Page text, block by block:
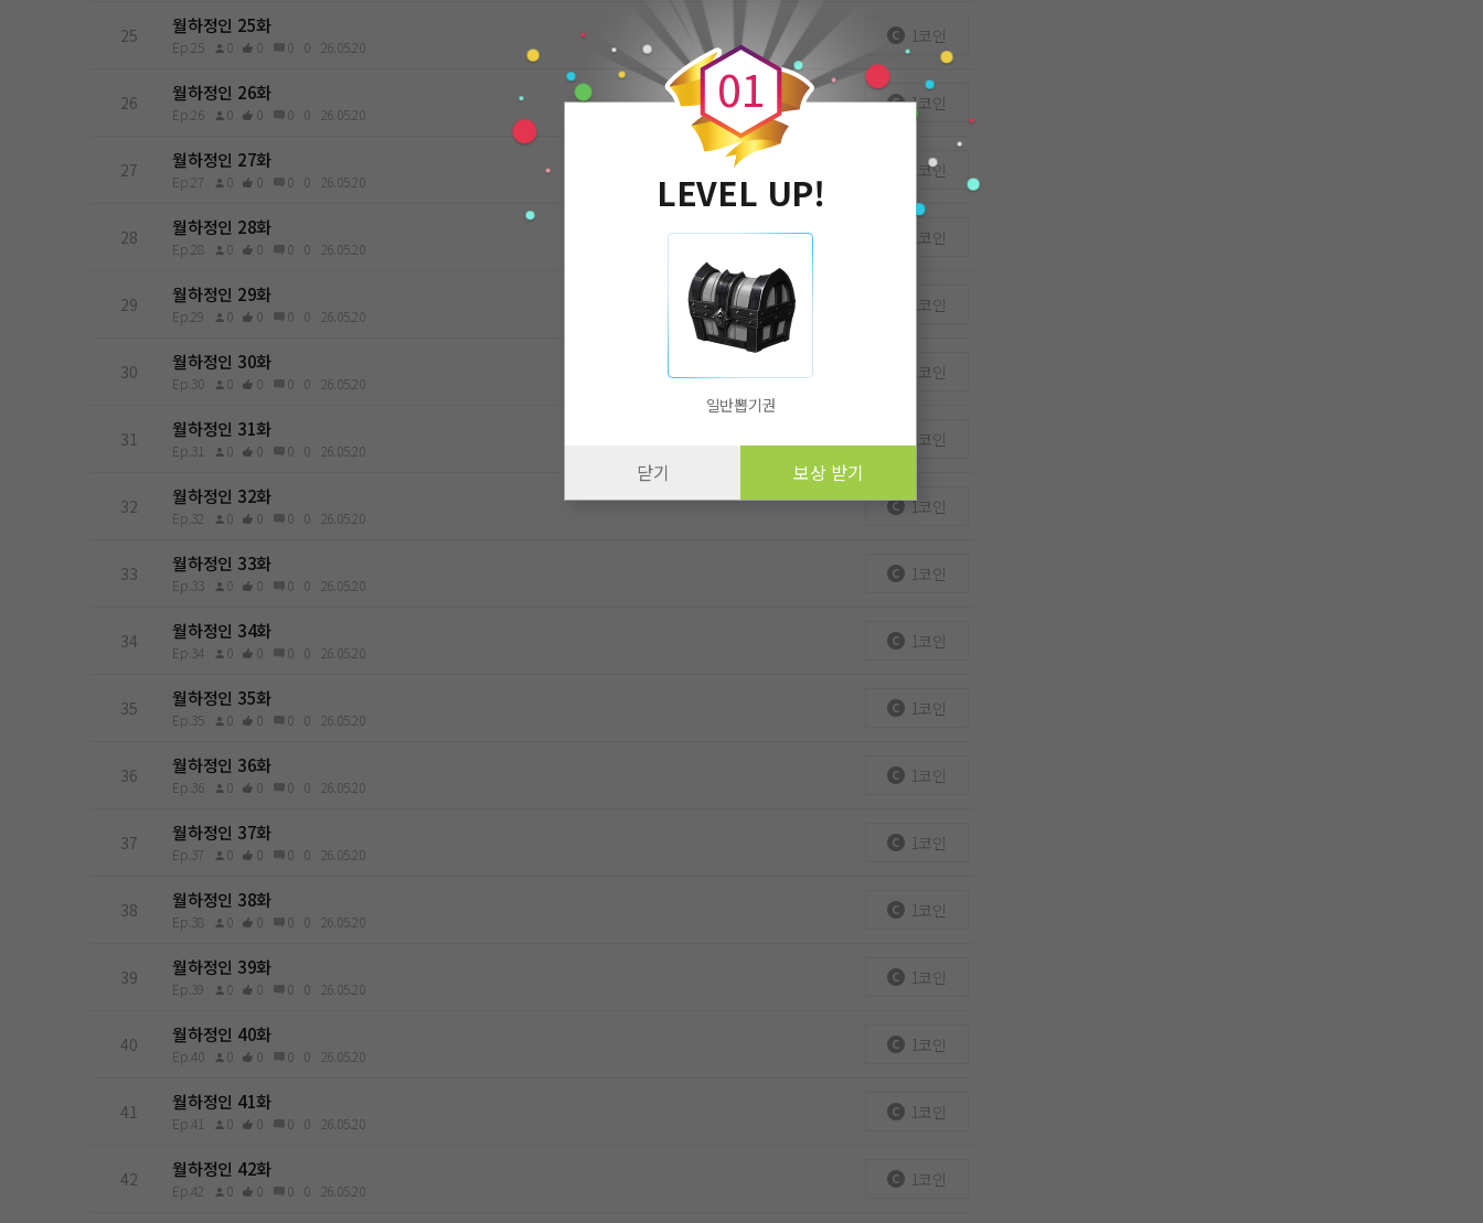
25 월하정인 25화
Ep.25 0 0 0 0 26.05.20
1코인
26 월하정인 26화
Ep.26 0 0 0 0 26.05.20
1코인
27 월하정인 27화
Ep.27 0 0 0 0 26.05.20
1코인
28 월하정인 28화
Ep.28 0 0 0 0 26.05.20
1코인
29 월하정인 29화
Ep.29 0 0 0 0 26.05.20
1코인
30 월하정인 30화
Ep.30 0 0 0 0 26.05.20
1코인
31 월하정인 31화
Ep.31 0 0 0 0 26.05.20
1코인
32 월하정인 32화
Ep.32 0 0 0 0 26.05.20
1코인
33 월하정인 33화
Ep.33 0 0 0 0 26.05.20
1코인
34 월하정인 34화
Ep.34 0 0 0 0 26.05.20
1코인
35 월하정인 35화
Ep.35 0 0 0 0 26.05.20
1코인
36 월하정인 36화
Ep.36 0 0 0 0 26.05.20
1코인
37 월하정인 37화
Ep.37 0 0 0 0 26.05.20
1코인
38 월하정인 38화
Ep.38 0 0 0 0 26.05.20
1코인
39 월하정인 39화
Ep.39 0 0 0 0 26.05.20
1코인
40 월하정인 40화
Ep.40 0 0 0 0 26.05.20
1코인
41 월하정인 41화
Ep.41 0 0 0 0 26.05.20
1코인
42 월하정인 42화
Ep.42 0 0 0 0 26.05.20
1코인
0
0
1
LEVEL UP!
일반뽑기권
닫기 보상 받기